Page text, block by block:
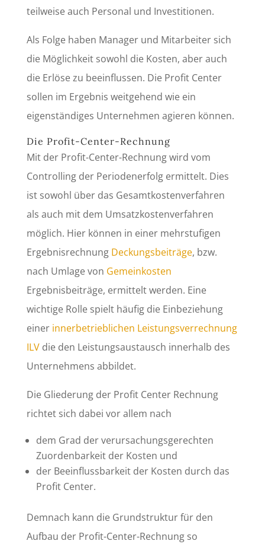
teilweise auch Personal und Investitionen.
Als Folge haben Manager und Mitarbeiter sich
die Möglichkeit sowohl die Kosten, aber auch
die Erlöse zu beeinflussen. Die Profit Center
sollen im Ergebnis weitgehend wie ein
eigenständiges Unternehmen agieren können.
Die Profit-Center-Rechnung
Mit der Profit-Center-Rechnung wird vom
Controlling der Periodenerfolg ermittelt. Dies
ist sowohl über das Gesamtkostenverfahren
als auch mit dem Umsatzkostenverfahren
möglich. Hier können in einer mehrstufigen
Ergebnisrechnung Deckungsbeiträge, bzw.
nach Umlage von Gemeinkosten
Ergebnisbeiträge, ermittelt werden. Eine
wichtige Rolle spielt häufig die Einbeziehung
einer innerbetrieblichen Leistungsverrechnung
ILVdie den Leistungsaustausch innerhalb des
Unternehmens abbildet.
Die Gliederung der Profit Center Rechnung
richtet sich dabei vor allem nach
dem Grad der verursachungsgerechten
Zuordenbarkeit der Kosten und
der Beeinflussbarkeit der Kosten durch das
Profit Center.
Demnach kann die Grundstruktur für den
Aufbau der Profit-Center-Rechnung so